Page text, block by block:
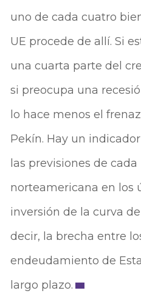
uno de cada cuatro
UE procede de allí. Si
una cuarta parte del
si preocupa una
lo hace menos el
Pekín. Hay un
las previsiones de cada
norteamericana en los
inversión de la curva
decir, la brecha entre
endeudamiento de
largo plazo.